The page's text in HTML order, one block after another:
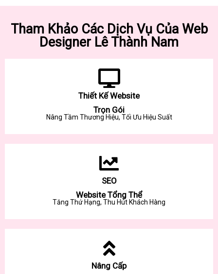
Tham Khảo Các Dịch Vụ Của Web
Designer Lê Thành Nam
Thiết Kế Website
Trọn Gói
Nâng Tầm Thương Hiệu, Tối Ưu Hiệu Suất
SEO
Website Tổng Thể
Tăng Thứ Hạng, Thu Hút Khách Hàng
Nâng Cấp